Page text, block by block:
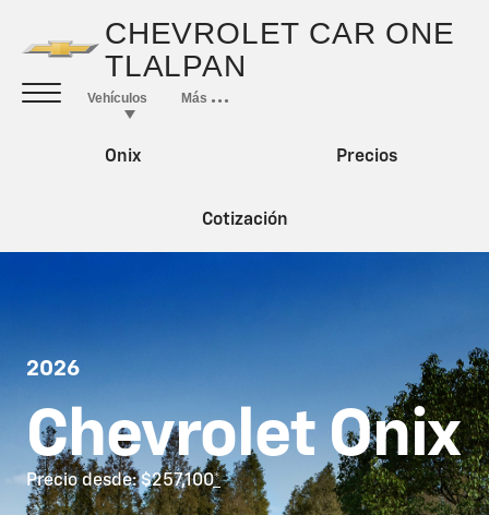
Onix Precios
Cotización
2026
Chevrolet Onix
Precio desde: $257,100*